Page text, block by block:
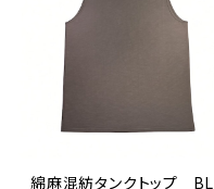
綿麻混紡タンクトップ BL